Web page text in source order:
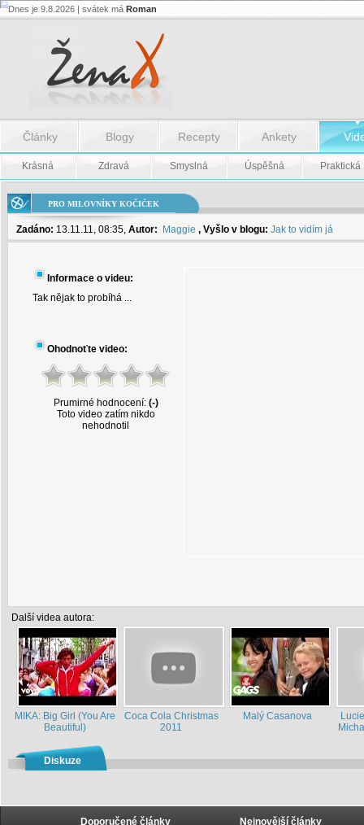
Pro
Dnes je 9.8.2026 | svátek má Roman
Články Blogy Recepty Ankety
Krásná Zdravá Smyslná Úspěšná Praktická
PRO MILOVNÍKY KOČIČEK
Zadáno: 13.11.11, 08:35, Autor: Maggie , Vyšlo v blogu: Jak to vidím já
Informace o videu:
Tak nějak to probíhá ...
Ohodnoťte video:
Prumirné hodnocení: (-)
Toto video zatím nikdo
nehodnotil
Další videa autora:
MIKA: Big Girl (You Are
Beautiful)
Coca Cola Christmas
2011
Malý Casanova
Diskuze
Doporučené články Nejnovější články